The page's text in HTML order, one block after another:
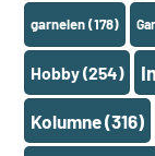
garnelen(178)
Hobby(254)
Kolumne(316)